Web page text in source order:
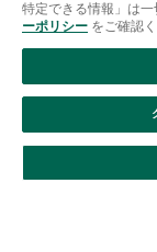
絞り込み
Afternoon Tea(アフ
キッチン・ダイニン
毎日新
特定できる情報」は
ーポリシー をご確認く